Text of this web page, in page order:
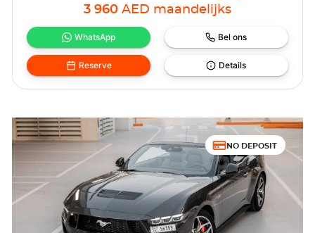
3 960 AED maandelijks
WhatsApp Bel ons
Reserve Details
NO DEPOSIT